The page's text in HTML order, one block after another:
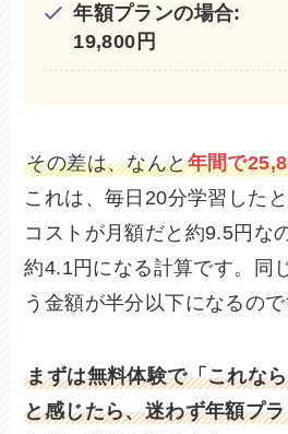
年額プランの場合:
19,800円
その差は、なんと年間で
これは、毎日20分学習した
コストが月額だと約9.5円な
約4.1円になる計算です。同
う金額が半分以下になるので
まずは無料体験で「これな
と感じたら、迷わず年額プ